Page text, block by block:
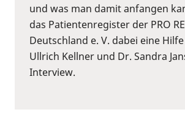
und was man damit anfangen
das Patientenregister der PRO
Deutschland e. V. dabei eine
Ullrich Kellner und Dr. Sandra
Interview.